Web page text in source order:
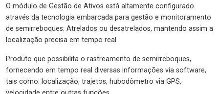
O módulo de Gestão de Ativos está altamente configurado
através da tecnologia embarcada para gestão e monitoramento
de semirreboques: Atrelados ou desatrelados, mantendo assim a
localização precisa em tempo real.
Produto que possibilita o rastreamento de semirreboques,
fornecendo em tempo real diversas informações via software,
tais como: localização, trajetos, hubodômetro via GPS,